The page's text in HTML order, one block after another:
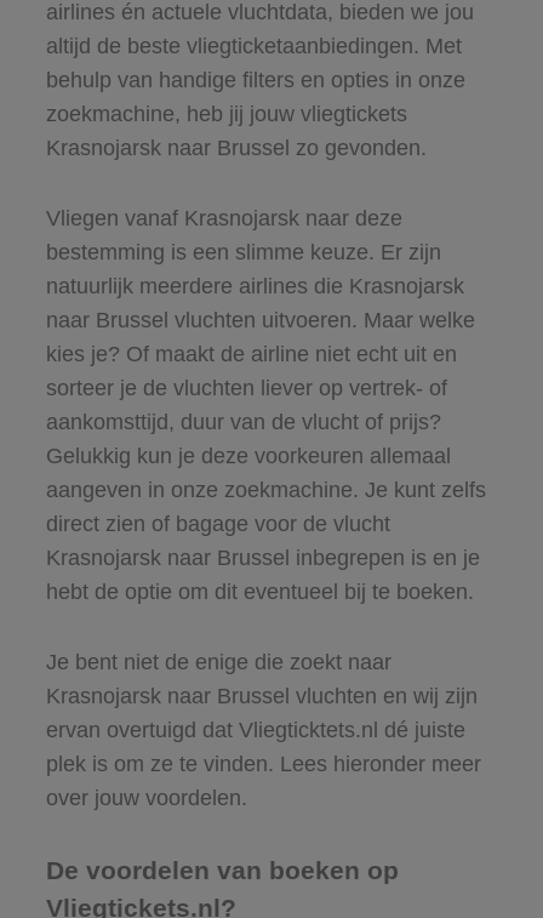
airlines én actuele vluchtdata, bieden we jou
altijd de beste vliegticketaanbiedingen. Met
behulp van handige filters en opties in onze
zoekmachine, heb jij jouw vliegtickets
Krasnojarsk naar Brussel zo gevonden.
Vliegen vanaf Krasnojarsk naar deze
bestemming is een slimme keuze. Er zijn
natuurlijk meerdere airlines die Krasnojarsk
naar Brussel vluchten uitvoeren. Maar welke
kies je? Of maakt de airline niet echt uit en
sorteer je de vluchten liever op vertrek- of
aankomsttijd, duur van de vlucht of prijs?
Gelukkig kun je deze voorkeuren allemaal
aangeven in onze zoekmachine. Je kunt zelfs
direct zien of bagage voor de vlucht
Krasnojarsk naar Brussel inbegrepen is en je
hebt de optie om dit eventueel bij te boeken.
Je bent niet de enige die zoekt naar
Krasnojarsk naar Brussel vluchten en wij zijn
ervan overtuigd dat Vliegticktets.nl dé juiste
plek is om ze te vinden. Lees hieronder meer
over jouw voordelen.
De voordelen van boeken op
Vliegtickets.nl?